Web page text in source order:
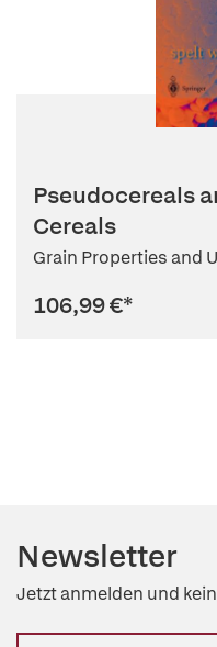
Pseudocereals
Cereals
Grain Properties and
106,99 €*
Newsletter
Jetzt anmelden und